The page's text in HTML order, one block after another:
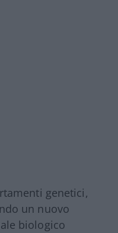
genetici,
un nuovo
biologico